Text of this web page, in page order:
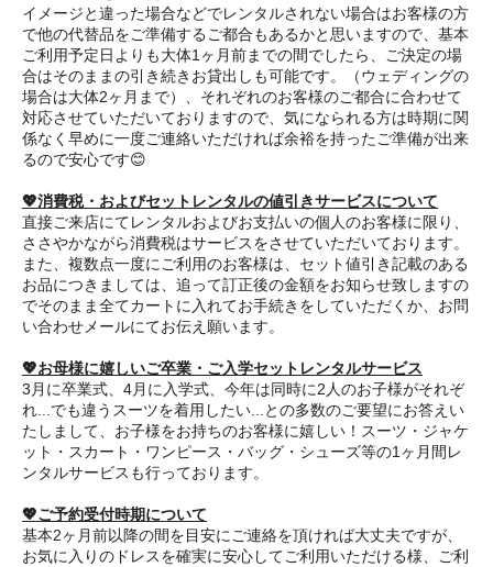
イメージと違った場合などでレンタルされない場合はお客様の方
で他の代替品をご準備するご都合もあるかと思いますので、基本
ご利用予定日よりも大体1ヶ月前までの間でしたら、ご決定の場
合はそのままの引き続きお貸出しも可能です。（ウェディングの
場合は大体2ヶ月まで）、それぞれのお客様のご都合に合わせて
対応させていただいておりますので、気になられる方は時期に関
係なく早めに一度ご連絡いただければ余裕を持ったご準備が出来
るので安心です😊
💖消費税・およびセットレンタルの値引きサービスについて
直接ご来店にてレンタルおよびお支払いの個人のお客様に限り、
ささやかながら消費税はサービスをさせていただいております。
また、複数点一度にご利用のお客様は、セット値引き記載のある
お品につきましては、追って訂正後の金額をお知らせ致しますの
でそのまま全てカートに入れてお手続きをしていただくか、お問
い合わせメールにてお伝え願います。
💖お母様に嬉しいご卒業・ご入学セットレンタルサービス
3月に卒業式、4月に入学式、今年は同時に2人のお子様がそれぞ
れ...でも違うスーツを着用したい...との多数のご要望にお答えい
たしまして、お子様をお持ちのお客様に嬉しい！スーツ・ジャケ
ット・スカート・ワンピース・バッグ・シューズ等の1ヶ月間レ
ンタルサービスも行っております。
💖ご予約受付時期について
基本2ヶ月前以降の間を目安にご連絡を頂ければ大丈夫ですが、
お気に入りのドレスを確実に安心してご利用いただける様、ご利